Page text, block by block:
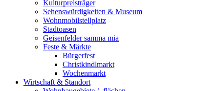
Kulturpreisträger
Sehenswürdigkeiten & Museum
Wohnmobilstellplatz
Stadtoasen
Geisenfelder samma mia
Feste & Märkte
Bürgerfest
Christkindlmarkt
Wochenmarkt
Wirtschaft & Standort